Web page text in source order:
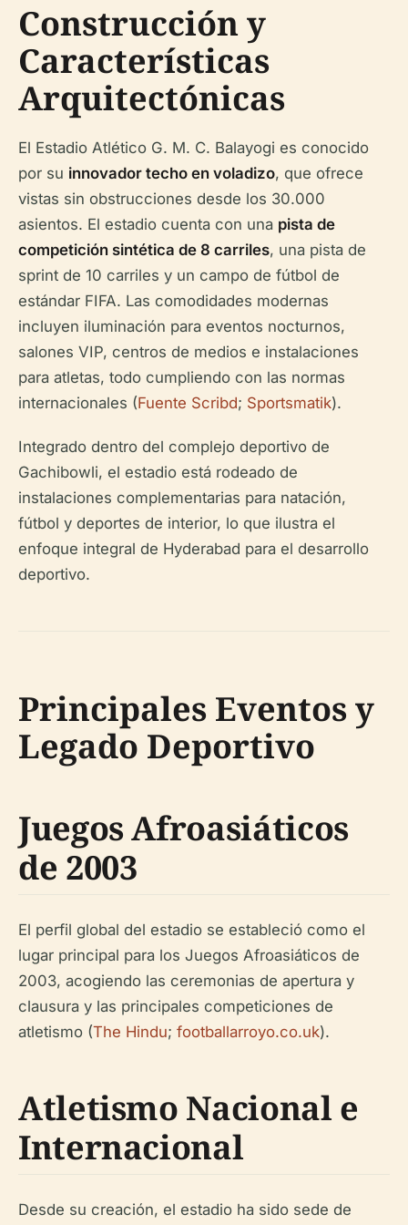
Construcción y
Características
Arquitectónicas
El Estadio Atlético G. M. C. Balayogi es conocido
por su innovador techo en voladizo, que ofrece
vistas sin obstrucciones desde los 30.000
asientos. El estadio cuenta con una pista de
competición sintética de 8 carriles, una pista de
sprint de 10 carriles y un campo de fútbol de
estándar FIFA. Las comodidades modernas
incluyen iluminación para eventos nocturnos,
salones VIP, centros de medios e instalaciones
para atletas, todo cumpliendo con las normas
internacionales (Fuente Scribd; Sportsmatik).
Integrado dentro del complejo deportivo de
Gachibowli, el estadio está rodeado de
instalaciones complementarias para natación,
fútbol y deportes de interior, lo que ilustra el
enfoque integral de Hyderabad para el desarrollo
deportivo.
Principales Eventos y
Legado Deportivo
Juegos Afroasiáticos
de 2003
El perfil global del estadio se estableció como el
lugar principal para los Juegos Afroasiáticos de
2003, acogiendo las ceremonias de apertura y
clausura y las principales competiciones de
atletismo (The Hindu; footballarroyo.co.uk).
Atletismo Nacional e
Internacional
Desde su creación, el estadio ha sido sede de